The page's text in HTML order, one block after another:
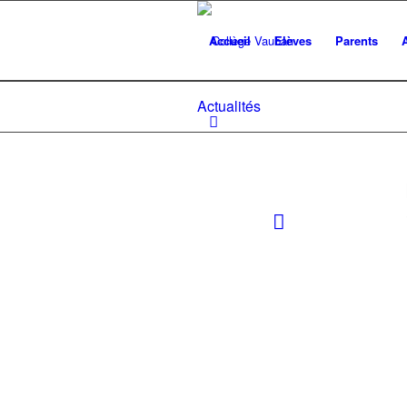
Accueil Elèves Parents
Actualités